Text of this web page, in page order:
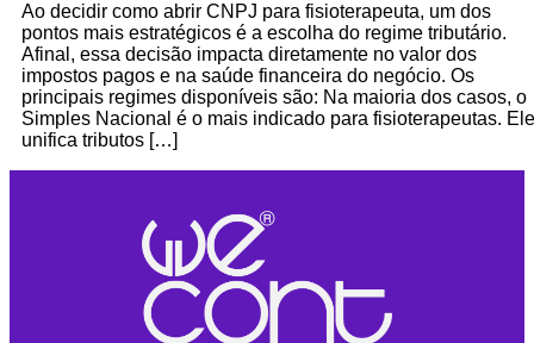
Ao decidir como abrir CNPJ para fisioterapeuta, um dos
pontos mais estratégicos é a escolha do regime tributário.
Afinal, essa decisão impacta diretamente no valor dos
impostos pagos e na saúde financeira do negócio. Os
principais regimes disponíveis são: Na maioria dos casos, o
Simples Nacional é o mais indicado para fisioterapeutas. Ele
unifica tributos […]